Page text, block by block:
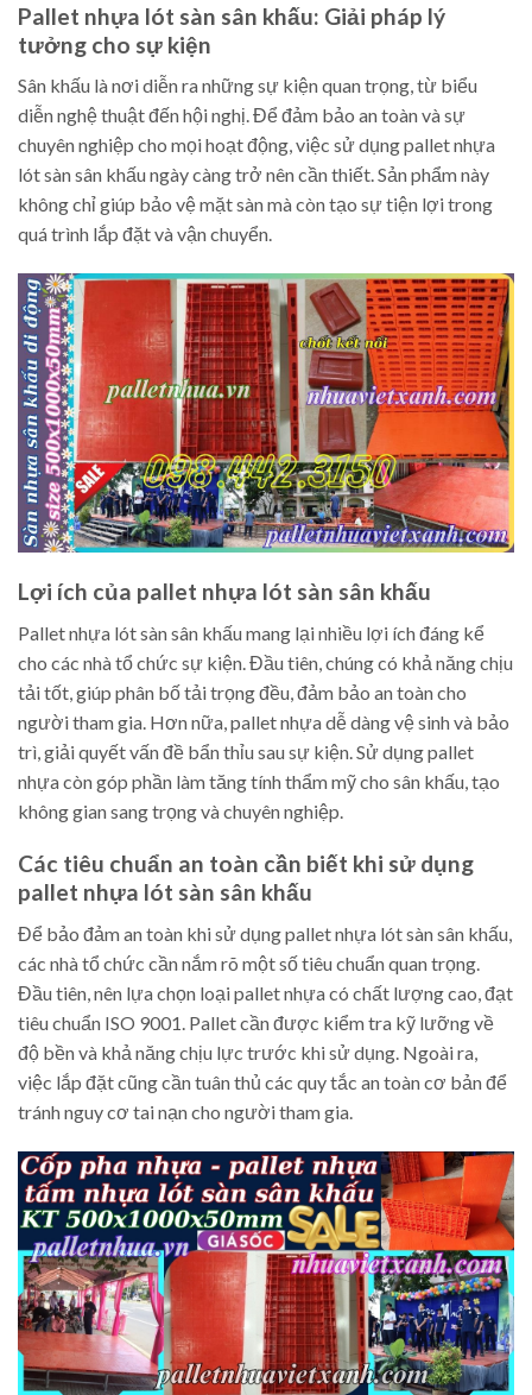
Pallet nhựa lót sàn sân khấu: Giải pháp lý
tưởng cho sự kiện
Sân khấu là nơi diễn ra những sự kiện quan trọng, từ biểu
diễn nghệ thuật đến hội nghị. Để đảm bảo an toàn và sự
chuyên nghiệp cho mọi hoạt động, việc sử dụng pallet nhựa
lót sàn sân khấu ngày càng trở nên cần thiết. Sản phẩm này
không chỉ giúp bảo vệ mặt sàn mà còn tạo sự tiện lợi trong
quá trình lắp đặt và vận chuyển.
Lợi ích của pallet nhựa lót sàn sân khấu
Pallet nhựa lót sàn sân khấu mang lại nhiều lợi ích đáng kể
cho các nhà tổ chức sự kiện. Đầu tiên, chúng có khả năng chịu
tải tốt, giúp phân bố tải trọng đều, đảm bảo an toàn cho
người tham gia. Hơn nữa, pallet nhựa dễ dàng vệ sinh và bảo
trì, giải quyết vấn đề bẩn thỉu sau sự kiện. Sử dụng pallet
nhựa còn góp phần làm tăng tính thẩm mỹ cho sân khấu, tạo
không gian sang trọng và chuyên nghiệp.
Các tiêu chuẩn an toàn cần biết khi sử dụng
pallet nhựa lót sàn sân khấu
Để bảo đảm an toàn khi sử dụng pallet nhựa lót sàn sân khấu,
các nhà tổ chức cần nắm rõ một số tiêu chuẩn quan trọng.
Đầu tiên, nên lựa chọn loại pallet nhựa có chất lượng cao, đạt
tiêu chuẩn ISO 9001. Pallet cần được kiểm tra kỹ lưỡng về
độ bền và khả năng chịu lực trước khi sử dụng. Ngoài ra,
việc lắp đặt cũng cần tuân thủ các quy tắc an toàn cơ bản để
tránh nguy cơ tai nạn cho người tham gia.